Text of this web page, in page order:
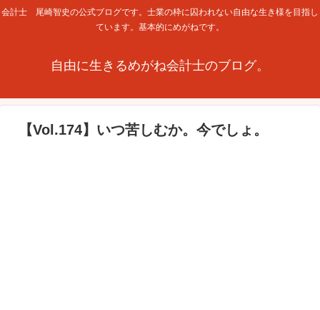
会計士 尾崎智史の公式ブログです。士業の枠に囚われない自由な生き様を目指し
ています。基本的にめがねです。
自由に生きるめがね会計士のブログ。
【Vol.174】いつ苦しむか。今でしょ。